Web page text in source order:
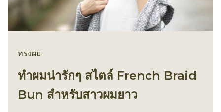
ทรงผม
ทำผมน่ารักๆ สไตล์ French Braid
Bun สำหรับสาวผมยาว